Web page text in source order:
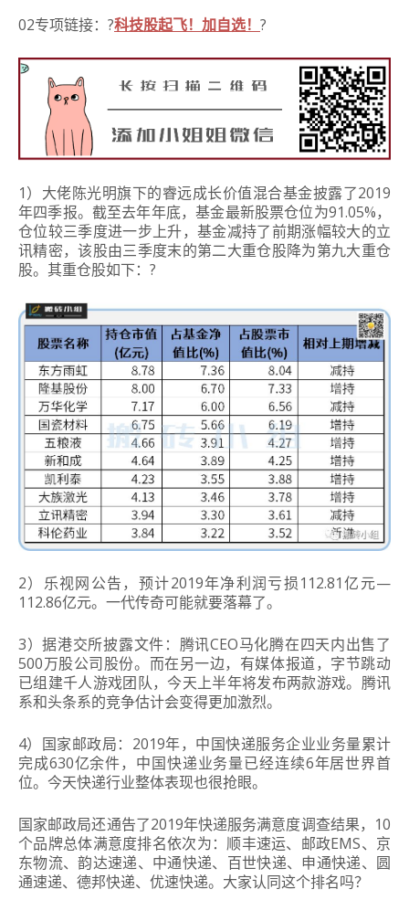
02专项链接：?科技股起飞！ 加自选！ ?
1）大佬陈光明旗下的睿远成长价值混合基金披露了2019
年四季报。 截至去年年底，基金最新股票仓位为91.05%，
仓位较三季度进一步上升，基金减持了前期涨幅较大的立
讯精密，该股由三季度末的第二大重仓股降为第九大重仓
股。 其重仓股如下： ?
2）乐视网公告，预计2019年净利润亏损112.81亿元—
112.86亿元。 一代传奇可能就要落幕了。
3）据港交所披露文件： 腾讯CEO马化腾在四天内出售了
500万股公司股份。 而在另一边，有媒体报道，字节跳动
已组建千人游戏团队，今天上半年将发布两款游戏。 腾讯
系和头条系的竞争估计会变得更加激烈。
4）国家邮政局： 2019年，中国快递服务企业业务量累计
完成630亿余件，中国快递业务量已经连续6年居世界首
位。 今天快递行业整体表现也很抢眼。
国家邮政局还通告了2019年快递服务满意度调查结果，10
个品牌总体满意度排名依次为： 顺丰速运、邮政EMS、京
东物流、韵达速递、中通快递、百世快递、申通快递、圆
通速递、德邦快递、优速快递。 大家认同这个排名吗？